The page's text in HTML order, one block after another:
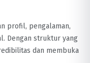
profil, pengalaman,
Dengan struktur yang
dan membuka